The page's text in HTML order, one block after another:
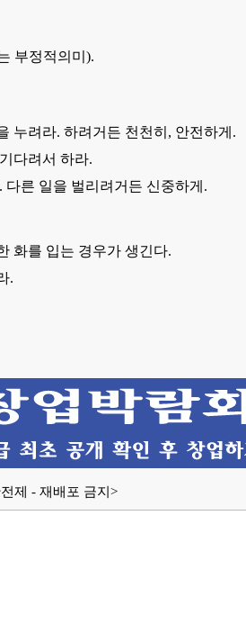
부정적의미).
누려라. 하려거든 천천히, 안전하게.
다려서 하라.
다른 일을 벌리려거든 신중하게.
화를 입는 경우가 생긴다.
.
제 - 재배포 금지>